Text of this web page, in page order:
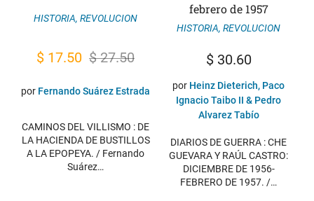
HISTORIA, REVOLUCION
$27.50
El
original
era:
$ 27.50.
$ 17.50 El
actual
es:
$ 17.50.
por Fernando Suárez Estrada
CAMINOS DEL VILLISMO : DE
LA HACIENDA DE BUSTILLOS
A LA EPOPEYA. / Fernando
Suárez…
febrero de 1957
HISTORIA, REVOLUCION
$30.60
por Heinz Dieterich, Paco
Ignacio Taibo II & Pedro
Alvarez Tabío
DIARIOS DE GUERRA : CHE
GUEVARA Y RAÚL CASTRO:
DICIEMBRE DE 1956-
FEBRERO DE 1957. /…